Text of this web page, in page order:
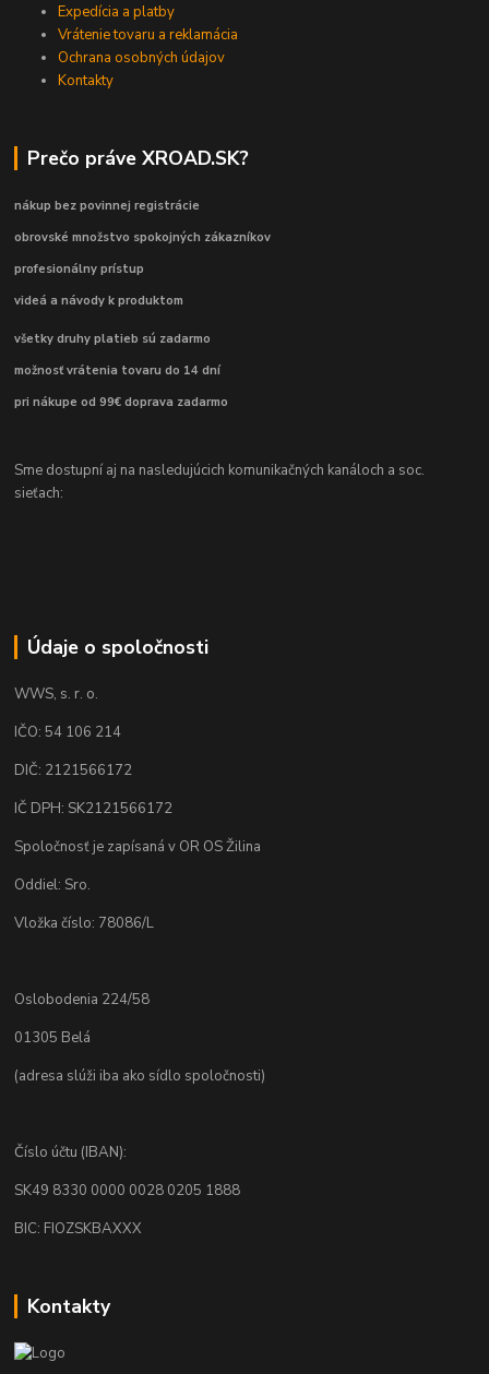
Expedícia a platby
Vrátenie tovaru a reklamácia
Ochrana osobných údajov
Kontakty
Prečo práve XROAD.SK?
nákup bez povinnej registrácie
obrovské množstvo spokojných zákazníkov
profesionálny prístup
videá a návody k produktom
všetky druhy platieb sú zadarmo
možnosť vrátenia tovaru do 14 dní
pri nákupe od 99€ doprava zadarmo
Sme dostupní aj na nasledujúcich komunikačných kanáloch a soc.
sieťach:
Údaje o spoločnosti
WWS, s. r. o.
IČO: 54 106 214
DIČ: 2121566172
IČ DPH: SK2121566172
Spoločnosť je zapísaná v OR OS Žilina
Oddiel: Sro.
Vložka číslo: 78086/L
Oslobodenia 224/58
01305 Belá
(adresa slúži iba ako sídlo spoločnosti)
Číslo účtu (IBAN):
SK49 8330 0000 0028 0205 1888
BIC: FIOZSKBAXXX
Kontakty